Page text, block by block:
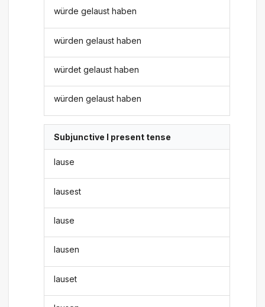
würde gelaust haben
würden gelaust haben
würdet gelaust haben
würden gelaust haben
Subjunctive I present tense
lause
lausest
lause
lausen
lauset